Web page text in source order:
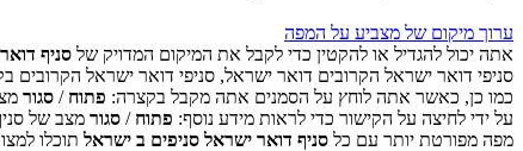
ערוך מיקום של מצביע על המפה
אתה יכול להגדיל או להקטין כדי לקבל את המיקום המדויק של סניף
סניפי דואר ישראל הקרובים דואר ישראל, סניפי דואר ישראל הקרובים
כמו כן, כאשר אתה לוחץ על הסמנים אתה מקבל בקצרה: פתוח / סגור
על ידי לחיצה על הקישור כדי לראות מידע נוסף: פתוח / סגור מצב של
מפה מפורטת יותר עם כל סניף דואר ישראל סניפים ב ישראל תוכלו